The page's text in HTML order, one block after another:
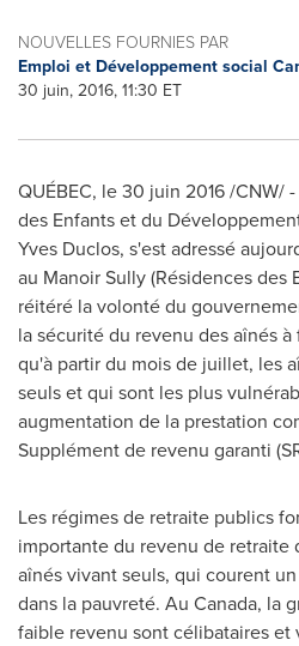
NOUVELLES FOURNIES PAR
Emploi et Développement social
30 juin, 2016, 11:30 ET
QUÉBEC, le 30 juin 2016 /CNW/
des Enfants et du
Yves Duclos, s'est adressé
au Manoir Sully (Résidences des
réitéré la volonté du
la sécurité du revenu des aînés
qu'à partir du mois de juillet, les
seuls et qui sont les plus
augmentation de la prestation
Supplément de revenu garanti
Les régimes de retraite publics
importante du revenu de retraite
aînés vivant seuls, qui courent
dans la pauvreté. Au Canada, la
faible revenu sont célibataires et